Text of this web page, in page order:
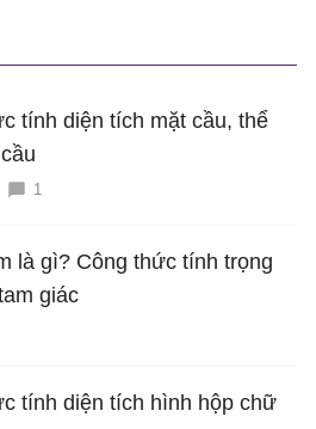
tính diện tích mặt cầu, thể
1
là gì? Công thức tính trọng
giác
tính diện tích hình hộp chữ